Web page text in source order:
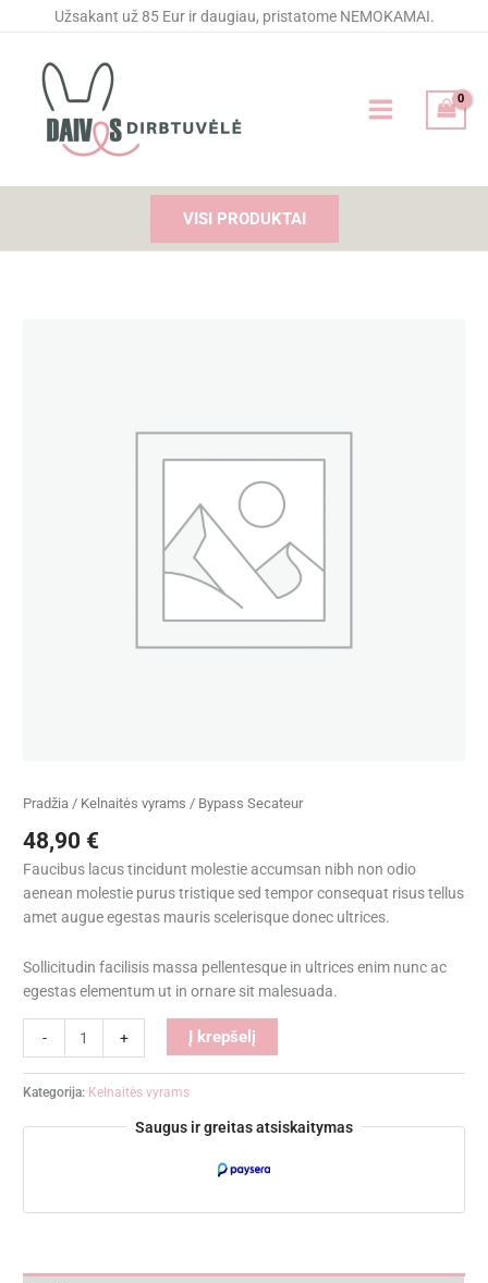
Užsakant už 85 Eur ir daugiau, pristatome NEMOKAMAI.
VISI PRODUKTAI
Pradžia / Kelnaitės vyrams / Bypass Secateur
48,90 €
Faucibus lacus tincidunt molestie accumsan nibh non odio
aenean molestie purus tristique sed tempor consequat risus tellus
amet augue egestas mauris scelerisque donec ultrices.
Sollicitudin facilisis massa pellentesque in ultrices enim nunc ac
egestas elementum ut in ornare sit malesuada.
- + Į krepšelį
Kategorija: Kelnaitės vyrams
Saugus ir greitas atsiskaitymas